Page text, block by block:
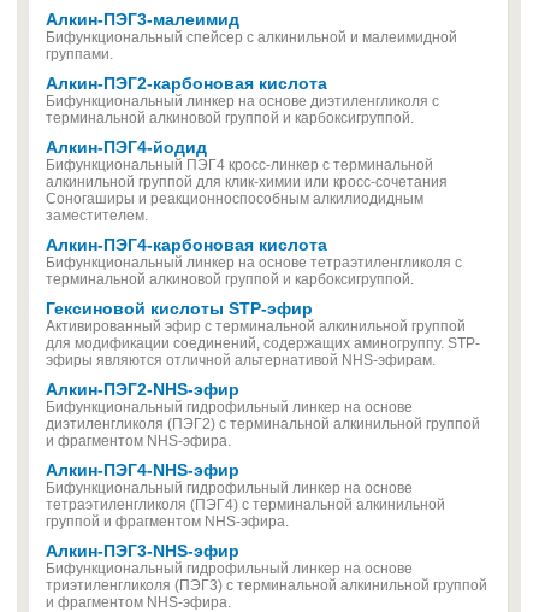
Алкин-ПЭГ3-малеимид
Бифункциональный спейсер с алкинильной и малеимидной
группами.
Алкин-ПЭГ2-карбоновая кислота
Бифункциональный линкер на основе диэтиленгликоля с
терминальной алкиновой группой и карбоксигруппой.
Алкин-ПЭГ4-йодид
Бифункциональный ПЭГ4 кросс-линкер с терминальной
алкинильной группой для клик-химии или кросс-сочетания
Соногаширы и реакционноспособным алкилиодидным
заместителем.
Алкин-ПЭГ4-карбоновая кислота
Бифункциональный линкер на основе тетраэтиленгликоля с
терминальной алкиновой группой и карбоксигруппой.
Гексиновой кислоты STP-эфир
Активированный эфир с терминальной алкинильной группой
для модификации соединений, содержащих аминогруппу. STP-
эфиры являются отличной альтернативой NHS-эфирам.
Алкин-ПЭГ2-NHS-эфир
Бифункциональный гидрофильный линкер на основе
диэтиленгликоля (ПЭГ2) с терминальной алкинильной группой
и фрагментом NHS-эфира.
Алкин-ПЭГ4-NHS-эфир
Бифункциональный гидрофильный линкер на основе
тетраэтиленгликоля (ПЭГ4) с терминальной алкинильной
группой и фрагментом NHS-эфира.
Алкин-ПЭГ3-NHS-эфир
Бифункциональный гидрофильный линкер на основе
триэтиленгликоля (ПЭГ3) с терминальной алкинильной группой
и фрагментом NHS-эфира.